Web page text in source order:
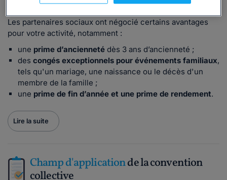
Les partenaires sociaux ont négocié certains avantages
pour votre activité, notamment :
une prime d’ancienneté dès 3 ans d’ancienneté ;
des congés exceptionnels pour événements familiaux,
tels qu'un mariage, une naissance ou le décès d'un
membre de la famille ;
une prime de fin d’année et une prime de rendement.
Lire la suite
Champ d'applicationde la convention
collective